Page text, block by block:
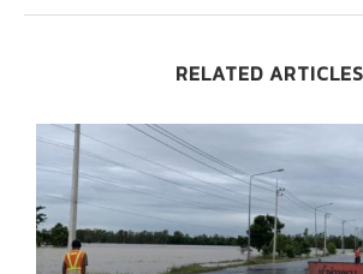
RELATED ARTICLES